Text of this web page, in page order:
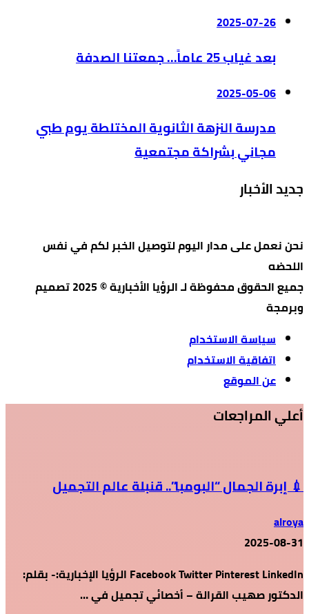
2025-07-26
بعد غياب 25 عاماً… جمعتنا الصدفة
2025-05-06
مدرسة النزهة الثانوية المختلطة يوم طبي
مجاني بشراكة مجتمعية
جديد الأخبار
نحن نعمل على مدار اليوم لتوصيل الخبر لكم في نفس
اللحضه
جميع الحقوق محفوظة لـ الرؤيا الأخبارية © 2025 تصميم
وبرمجة
سياسة الاستخدام
اتفاقية الاستخدام
عن الموقع
أعلي المراجعات
💉 إبرة الجمال “البومبا”.. قنبلة عالم التجميل
alroya
2025-08-31
Facebook Twitter Pinterest LinkedIn الرؤيا الإخبارية:- بقلم:
الدكتور صهيب القرالة – أخصائي تجميل في …